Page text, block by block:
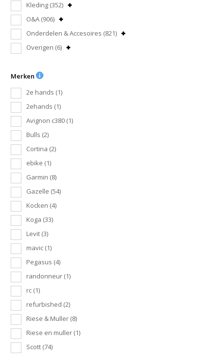
Kleding (352)
O&A (906)
Onderdelen & Accesoires (821)
Overigen (6)
Merken
2e hands (1)
2ehands (1)
Avignon c380 (1)
Bulls (2)
Cortina (2)
ebike (1)
Garmin (8)
Gazelle (54)
Kocken (4)
Koga (33)
Levit (3)
mavic (1)
Pegasus (4)
randonneur (1)
rc (1)
refurbished (2)
Riese & Muller (8)
Riese en muller (1)
Scott (74)